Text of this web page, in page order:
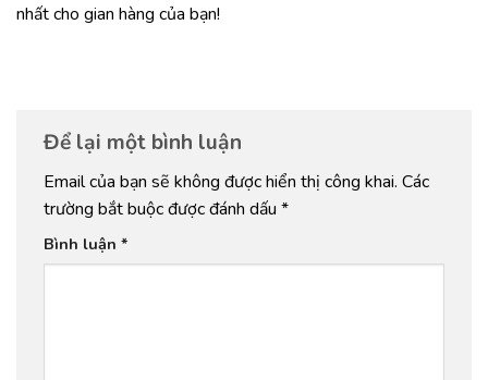
nhất cho gian hàng của bạn!
Để lại một bình luận
Email của bạn sẽ không được hiển thị công khai. Các
trường bắt buộc được đánh dấu *
Bình luận *